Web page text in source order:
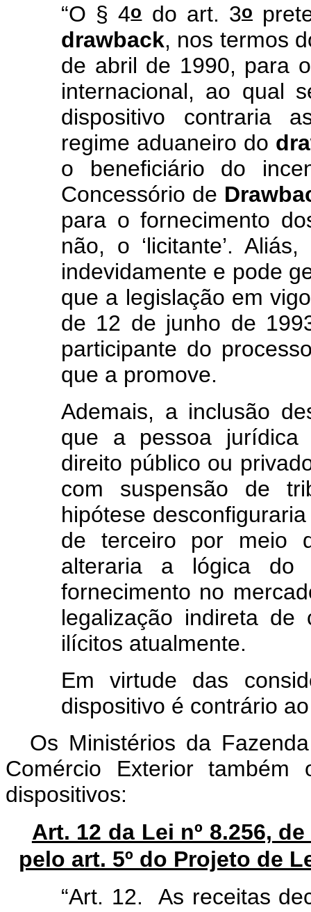
“O § 4odo art. 3o
drawback, nos termos
de abril de 1990, para
internacional, ao qual
dispositivo contraria
regime aduaneiro do
o beneficiário do
Concessório de
para o fornecimento
não, o ‘licitante’.
indevidamente e pode
que a legislação em
de 12 de junho de
participante do
que a promove.
Ademais, a inclusão
que a pessoa
direito público ou
com suspensão de
hipótese
de terceiro por meio
alteraria a lógica
fornecimento no
legalização indireta de
ilícitos atualmente.
Em virtude das
dispositivo é contrário
Os Ministérios da
Comércio Exterior também
dispositivos:
Art. 12 da Lei nº 8.256,
pelo art. 5º do Projeto de
“Art. 12. As receitas